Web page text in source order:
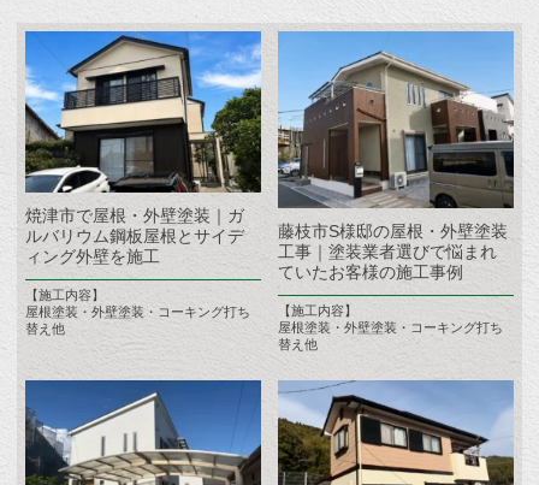
焼津市で屋根・外壁塗装｜ガ
ルバリウム鋼板屋根とサイデ
ィング外壁を施工
【施工内容】
屋根塗装・外壁塗装・コーキング打ち
替え他
藤枝市S様邸の屋根・外壁塗装
工事｜塗装業者選びで悩まれ
ていたお客様の施工事例
【施工内容】
屋根塗装・外壁塗装・コーキング打ち
替え他